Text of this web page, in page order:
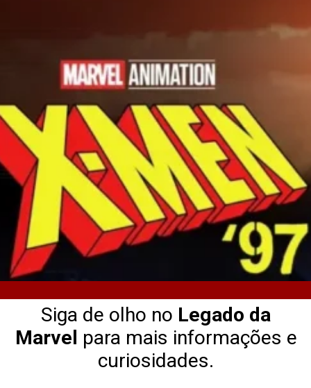
Siga de olho no Legado da
Marvel para mais informações e
curiosidades.